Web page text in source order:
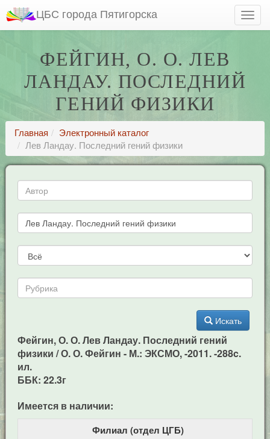
ЦБС города Пятигорска
ФЕЙГИН, О. О. ЛЕВ
ЛАНДАУ. ПОСЛЕДНИЙ
ГЕНИЙ ФИЗИКИ
Главная
Электронный каталог
Лев Ландау. Последний гений физики
Искать
Фейгин, О. О. Лев Ландау. Последний гений
физики / О. О. Фейгин - М.: ЭКСМО, -2011. -288c.
ил.
ББК: 22.3г
Имеется в наличии:
Филиал (отдел ЦГБ)